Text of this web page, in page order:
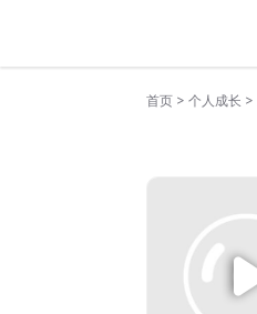
首页 > 个人成长 >